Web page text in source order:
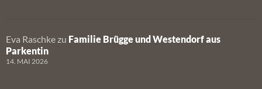
Eva Raschke zu Familie Brügge und Westendorf aus
Parkentin
14. MAI 2026